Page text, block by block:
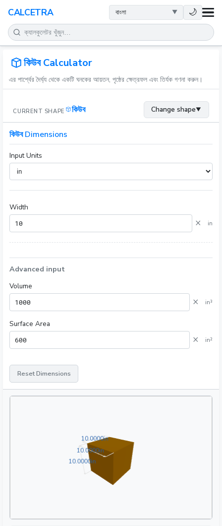
CALCETRA 🌙
গণিত
রূপান্তর
বিজ্ঞান
দৈনন্দিন
অন्যান্য সরঞ্জাম
কিউব Calculator
এর পার্শ্বের দৈর্ঘ্য থেকে একটি ঘনকের আয়তন, পৃষ্ঠের ক্ষেত্রফল এবং তির্যক গণনা করুন।
CURRENT SHAPE কিউব Change shape▼
কিউব Dimensions
Input Units
Width
× in
Advanced input
Volume
× in³
Surface Area
× in²
Reset Dimensions
10.0000in10.0000in
10.0000in10.0000in
10.0000in10.0000in